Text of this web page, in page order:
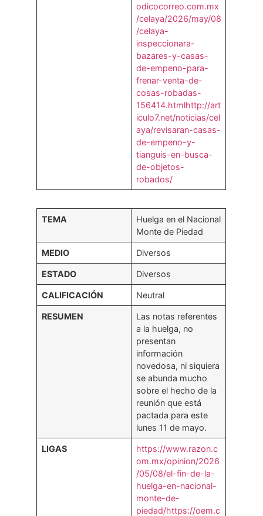
odicocorreo.com.mx
/celaya/2026/may/08
/celaya-
inspeccionara-
bazares-y-casas-
de-empeno-para-
frenar-venta-de-
cosas-robadas-
156414.htmlhttp://art
iculo7.net/noticias/cel
aya/revisaran-casas-
de-empeno-y-
tianguis-en-busca-
de-objetos-
robados/
TEMA
Huelga en el Nacional
Monte de Piedad
MEDIO Diversos
ESTADO Diversos
CALIFICACIÓN Neutral
RESUMEN
Las notas referentes
a la huelga, no
presentan
información
novedosa, ni siquiera
se abunda mucho
sobre el hecho de la
reunión que está
pactada para este
lunes 11 de mayo.
LIGAS
https://www.razon.c
om.mx/opinion/2026
/05/08/el-fin-de-la-
huelga-en-nacional-
monte-de-
piedad/https://oem.c